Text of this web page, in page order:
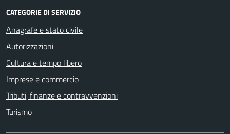
CATEGORIE DI SERVIZIO
Anagrafe e stato civile
Autorizzazioni
Cultura e tempo libero
Imprese e commercio
Tributi, finanze e contravvenzioni
Turismo